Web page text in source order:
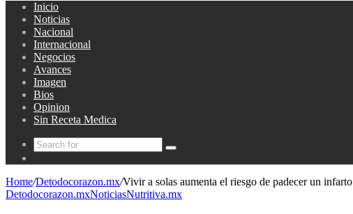
Inicio
Noticias
Nacional
Internacional
Negocios
Avances
Imagen
Bios
Opinion
Sin Receta Medica
Search
for
Home/Detodocorazon.mx/Vivir a solas aumenta el riesgo de padecer un infarto
Detodocorazon.mxNoticiasNutritiva.mx